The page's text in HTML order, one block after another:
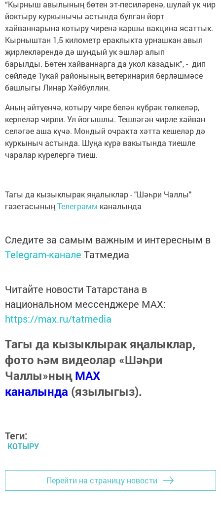
“Кырныш авылының бөтен эт-песиләренә, шулай ук чир
йоктыру куркынычы астында булган йорт
хайваннарына котыру чиренә каршы вакцина ясаттык.
Кырныштан 1,5 километр ераклыкта урнашкан авыл
җирлекләрендә дә шундый ук эшләр алып
барылды. Бөтен хайваннарга да укол казадык”, - дип
сөйләде Тукай районының ветеринария берләшмәсе
башлыгы Линар Хәйбуллин.
Аның әйтүенчә, котыру чире белән күбрәк төлкеләр,
керпеләр чирли. Ул йогышлы. Тешләгән чирле хайван
селәгәе аша күчә. Мондый очракта хәтта кешеләр дә
куркыныч астында. Шуңа күрә вакытында тиешле
чаралар күрелергә тиеш.
Тагы да кызыклырак яңалыклар - "Шәһри Чаллы"
газетасының Телеграмм каналында
Следите за самым важным и интересным в
Telegram-канале Татмедиа
Читайте новости Татарстана в
национальном мессенджере MАХ:
https://max.ru/tatmedia
Тагы да кызыклырак яңалыклар,
фото һәм видеолар «Шәһри
Чаллы»ныңMAX
каналында (язылыгыз).
Теги:
КОТЫРУ
Перейти на страницу новости